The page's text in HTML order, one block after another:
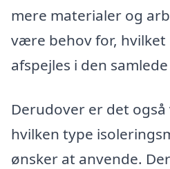
mere materialer og
være behov for,
afspejles i den
Derudover er det
hvilken type
ønsker at anvende.